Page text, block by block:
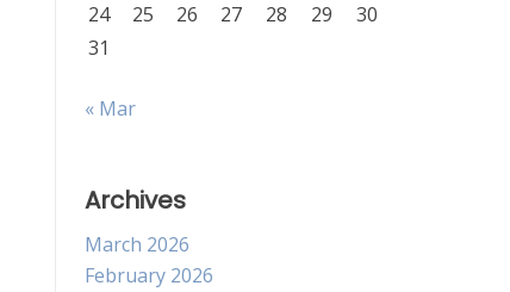
24
25 26 27 28 29
30
31
« Mar
Archives
March 2026
February 2026